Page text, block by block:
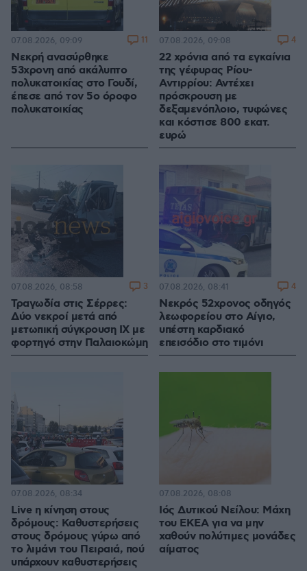
Νεκρή ανασύρθηκε
53χρονη από ακάλυπτο
πολυκατοικίας στο Γουδί,
έπεσε από τον 5ο όροφο
πολυκατοικίας
07.08.2026, 09:09 11
22 χρόνια από τα εγκαίνια
της γέφυρας Ρίου-
Αντιρρίου: Αντέχει
πρόσκρουση με
δεξαμενόπλοιο, τυφώνες
και κόστισε 800 εκατ.
ευρώ
07.08.2026, 09:08 4
Τραγωδία στις Σέρρες:
Δύο νεκροί μετά από
μετωπική σύγκρουση ΙΧ με
φορτηγό στην Παλαιοκώμη
07.08.2026, 08:58 3
Νεκρός 52χρονος οδηγός
λεωφορείου στο Αίγιο,
υπέστη καρδιακό
επεισόδιο στο τιμόνι
07.08.2026, 08:41 4
Live η κίνηση στους
δρόμους: Καθυστερήσεις
στους δρόμους γύρω από
το λιμάνι του Πειραιά, πού
υπάρχουν καθυστερήσεις
07.08.2026, 08:34
Ιός Δυτικού Νείλου: Μάχη
του ΕΚΕΑ για να μην
χαθούν πολύτιμες μονάδες
αίματος
07.08.2026, 08:08